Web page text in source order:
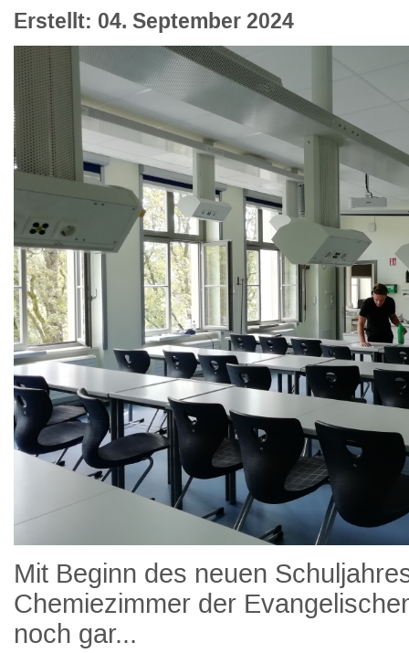
Erstellt: 04. September 2024
Mit Beginn des neuen
Chemiezimmer der
noch gar...